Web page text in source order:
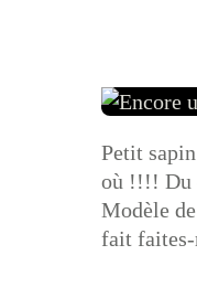
Petit
où !!!! Du
Modèle
fait